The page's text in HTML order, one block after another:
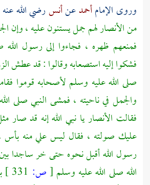
وروى الإمامأحمدعنأنسرضي الله
منالأنصارلهم جمل يستنون عليه ، وإن
فمنعهم ظهره ، فجاءوا إلى رسول الله
فشكوا إليه استصعابه وقالوا : قد عطش
صلى الله عليه وسلم لأصحابه قوموا
والجمل في ناحيته ، فمشى النبي صلى
فقالت الأنصاريا نبي الله إنه قد صار
عليك صولته ، فقال ليس علي منه بأس ،
رسول الله أقبل نحوه حتى خر ساجدا
الله صلى الله عليه وسلم [ص: